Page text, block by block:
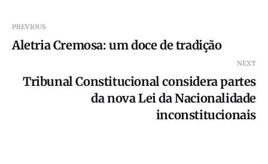
PREVIOUS
Aletria Cremosa: um doce de tradição
NEXT
Tribunal Constitucional considera partes
da nova Lei da Nacionalidade
inconstitucionais